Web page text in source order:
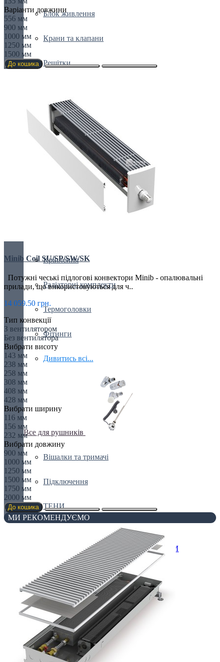
Блок живлення
Крани та клапани
Решітки
Термостати
Все для радіаторів
Кріплення
Радіаторні комплекти
Термоголовки
Фітинги
Дивитись всі...
Все для рушників
Вішалки та тримачі
Підключення
ТЕНИ
ВНУТРІШНЬОПІДЛОГОВІ
ВНУТРІШНЬОСТІННІ КОНВЕКТОРИ
Все для конвекторів
НАСТІННІ КОНВЕКТОРИ
ПІДЛОГОВІ КОНВЕКТОРИ
ПЛІНТУСНІ КОНВЕКТОРИ
СПЕЦІАЛЬНІ КОНВЕКТОРИ
Радіатори
АЛЮМІНІЄВІ РАДІАТОРИ
БІМЕТАЛІЧНІ РАДІАТОРИ
Все для радіаторів
Дизайнерські
ЕЛЕКТРО РАДІАТОРИ
РАДІАТОРИ ДЛЯ ЗАМІНИ
Варіанти довжини
556 мм
900 мм
1000 мм
1250 мм
1500 мм
До кошика
Minib Coil SU/SP/SW/SK
Потужні чеські підлогові конвектори Minib - опалювальні
прилади, що використовуються для ч..
14 059.50 грн.
Тип конвекції
З вентилятором
Без вентилятора
Вибрати висоту
143 мм
238 мм
258 мм
308 мм
408 мм
428 мм
Вибрати ширину
116 мм
156 мм
232 мм
Вибрати довжину
900 мм
1000 мм
1250 мм
1500 мм
1750 мм
2000 мм
До кошика
МИ РЕКОМЕНДУЄМО